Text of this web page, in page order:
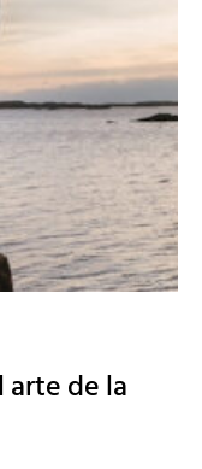
arte de la